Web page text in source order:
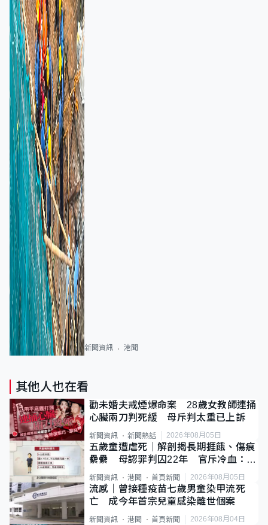
新聞資訊 港聞
其他人也在看
勸未婚夫戒煙爆命案 28歲女教師連捅
心臟兩刀判死緩 母斥判太重已上訴
新聞資訊 新聞熱話 2026年08月05日
五歲童遭虐死｜解剖揭長期捱餓、傷痕
纍纍 母認罪判囚22年 官斥冷血：同
類案最惡劣
新聞資訊 港聞 首頁新聞 2026年08月05日
流感｜曾接種疫苗七歲男童染甲流死
亡 成今年首宗兒童感染離世個案
新聞資訊 港聞 首頁新聞 2026年08月04日